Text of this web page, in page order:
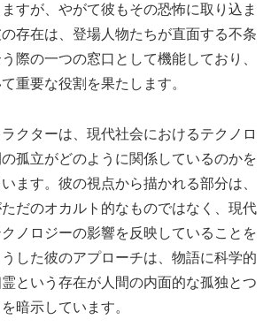
すが、やがて彼もその恐怖に取り込ま
存在は、登場人物たちが直面する不条
際の一つの窓口として機能しており、
重要な役割を果たします。
クターは、現代社会におけるテクノロ
孤立がどのように関係しているのかを
ます。彼の視点から描かれる部分は、
だのオカルト的なものではなく、現代
ノロジーの影響を反映していることを
した彼のアプローチは、物語に科学的
という存在が人間の内面的な孤独とつ
暗示しています。